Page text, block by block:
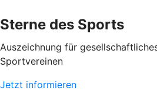
Sterne des Sports
Auszeichnung für
Sportvereinen
Jetzt informieren